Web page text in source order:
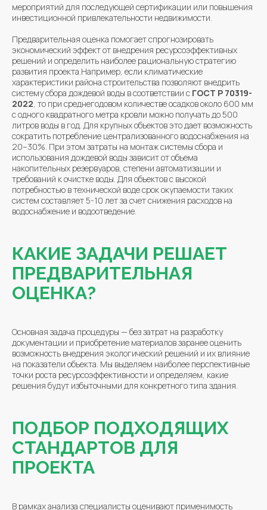
мероприятий для последующей сертификации или повышения
инвестиционной привлекательности недвижимости.
Предварительная оценка помогает спрогнозировать
экономический эффект от внедрения ресурсоэффективных
решений и определить наиболее рациональную стратегию
развития проекта.Например, если климатические
характеристики района строительства позволяют внедрить
систему сбора дождевой воды в соответствии с ГОСТ Р 70319-
2022, то при среднегодовом количестве осадков около 600 мм
с одного квадратного метра кровли можно получать до 500
литров воды в год. Для крупных объектов это дает возможность
сократить потребление централизованного водоснабжения на
20–30%. При этом затраты на монтаж системы сбора и
использования дождевой воды зависит от объема
накопительных резервуаров, степени автоматизации и
требований к очистке воды. Для объектов с высокой
потребностью в технической воде срок окупаемости таких
систем составляет 5-10 лет за счет снижения расходов на
водоснабжение и водоотведение.
КАКИЕ ЗАДАЧИ РЕШАЕТ
ПРЕДВАРИТЕЛЬНАЯ
ОЦЕНКА?
Основная задача процедуры — без затрат на разработку
документации и приобретение материалов заранее оценить
возможность внедрения экологический решений и их влияние
на показатели объекта. Мы выделяем наиболее перспективные
точки роста ресурсоэффективности и определяем, какие
решения будут избыточными для конкретного типа здания.
ПОДБОР ПОДХОДЯЩИХ
СТАНДАРТОВ ДЛЯ
ПРОЕКТА
В рамках анализа специалисты оценивают применимость